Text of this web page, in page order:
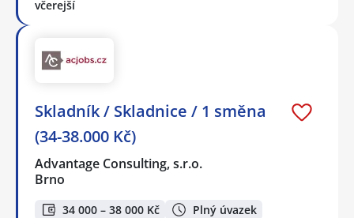
včerejší
Skladník / Skladnice / 1 směna
(34-38.000 Kč)
Advantage Consulting, s.r.o.
Brno
34 000 – 38 000 Kč Plný úvazek